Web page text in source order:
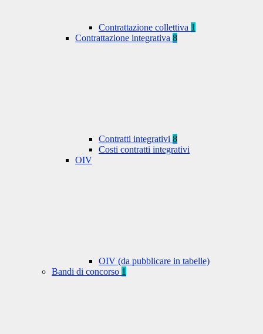
Contrattazione collettiva 1
Contrattazione integrativa 8
Contratti integrativi 8
Costi contratti integrativi
OIV
OIV (da pubblicare in tabelle)
Bandi di concorso 1